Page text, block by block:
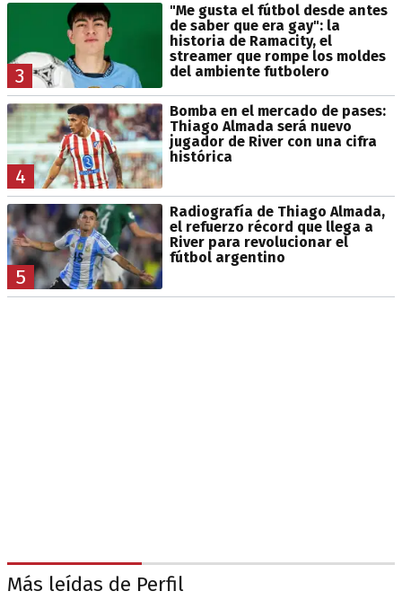
3
"Me gusta el fútbol desde antes
de saber que era gay": la
historia de Ramacity, el
streamer que rompe los moldes
del ambiente futbolero
4
Bomba en el mercado de pases:
Thiago Almada será nuevo
jugador de River con una cifra
histórica
5
Radiografía de Thiago Almada,
el refuerzo récord que llega a
River para revolucionar el
fútbol argentino
Más leídas de Perfil